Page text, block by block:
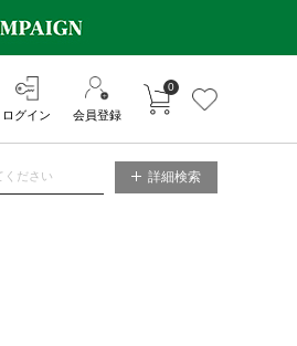
ログイン 会員登録
カートに入れる
0
詳細検索